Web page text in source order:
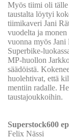
Myös tiimi oli tälle
taustalta löytyi
tiimikaveri Jani
vuodelta ja
vuonna myös Jani
Superbike-
MP-huollon
säädöistä.
huolehtivat, että
mentiin radalle.
taustajoukkoihin.
Superstock600
Felix